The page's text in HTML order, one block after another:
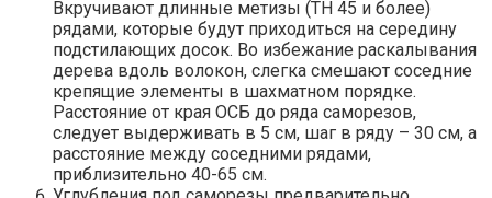
Вкручивают длинные метизы (ТН 45 и более)
рядами, которые будут приходиться на середину
подстилающих досок. Во избежание раскалывания
дерева вдоль волокон, слегка смешают соседние
крепящие элементы в шахматном порядке.
Расстояние от края ОСБ до ряда саморезов,
следует выдерживать в 5 см, шаг в ряду – 30 см, а
расстояние между соседними рядами,
приблизительно 40-65 см.